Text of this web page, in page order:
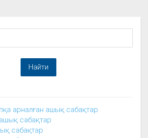
арналған ашық сабақтар
сабақтар
сабақтар